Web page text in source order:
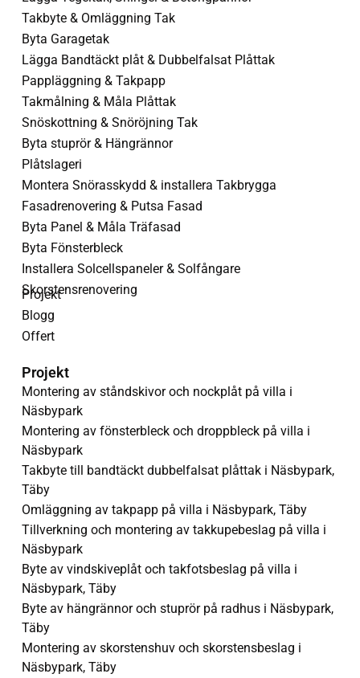
Takbyte & Omläggning Tak
Byta Garagetak
Lägga Bandtäckt plåt & Dubbelfalsat Plåttak
Pappläggning & Takpapp
Takmålning & Måla Plåttak
Snöskottning & Snöröjning Tak
Byta stuprör & Hängrännor
Plåtslageri
Montera Snörasskydd & installera Takbrygga
Fasadrenovering & Putsa Fasad
Byta Panel & Måla Träfasad
Byta Fönsterbleck
Installera Solcellspaneler & Solfångare
Skorstensrenovering
Projekt
Blogg
Offert
Projekt
Montering av ståndskivor och nockplåt på villa i
Näsbypark
Montering av fönsterbleck och droppbleck på villa i
Näsbypark
Takbyte till bandtäckt dubbelfalsat plåttak i Näsbypark,
Täby
Omläggning av takpapp på villa i Näsbypark, Täby
Tillverkning och montering av takkupebeslag på villa i
Näsbypark
Byte av vindskiveplåt och takfotsbeslag på villa i
Näsbypark, Täby
Byte av hängrännor och stuprör på radhus i Näsbypark,
Täby
Montering av skorstenshuv och skorstensbeslag i
Näsbypark, Täby